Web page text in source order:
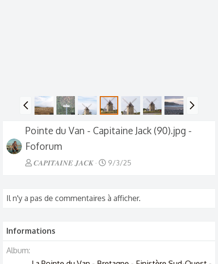
Pointe du Van - Capitaine Jack (90).jpg -
Foforum
𝑪𝑨𝑷𝑰𝑻𝑨𝑰𝑵𝑬 𝑱𝑨𝑪𝑲 9/3/25
Il n'y a pas de commentaires à afficher.
Informations
Album